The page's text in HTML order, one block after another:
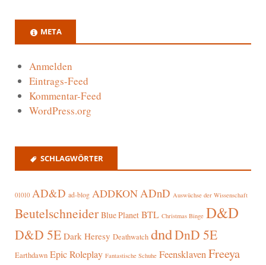
META
Anmelden
Eintrags-Feed
Kommentar-Feed
WordPress.org
SCHLAGWÖRTER
01010 AD&D ad-blog ADDKONADnD Auswüchse der Wissenschaft
Beutelschneider Blue Planet BTL Christmas Binge D&D
D&D 5E Dark Heresy Deathwatch dndDnD 5E
Earthdawn Epic Roleplay Fantastische Schuhe FeensklavenFreeya